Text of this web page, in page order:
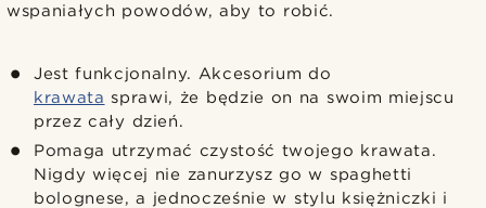
wspaniałych powodów, aby to robić.
Jest funkcjonalny. Akcesorium do
krawata sprawi, że będzie on na swoim miejscu
przez cały dzień.
Pomaga utrzymać czystość twojego krawata.
Nigdy więcej nie zanurzysz go w spaghetti
bolognese, a jednocześnie w stylu księżniczki i